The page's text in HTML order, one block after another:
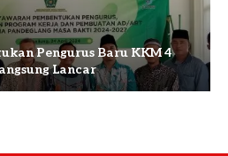
Pengurus Baru KKM 4
Lancar